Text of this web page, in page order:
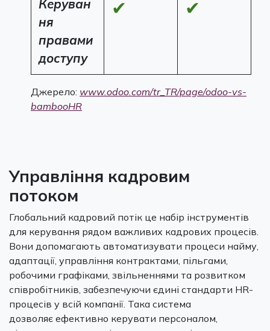
Керуван
ня
правами
доступу
✔ ✔
Джерело: www.odoo.com/tr_TR/page/odoo-vs-
bambooHR
Управління кадровим
потоком
Глобальний кадровий потік це набір інструментів
для керування рядом важливих кадрових процесів.
Вони допомагають автоматизувати процеси найму,
адаптації, управління контрактами, пільгами,
робочими графіками, звільненнями та розвитком
співробітників, забезпечуючи єдині стандарти HR-
процесів у всій компанії. Така система
дозволяє ефективно керувати персоналом,